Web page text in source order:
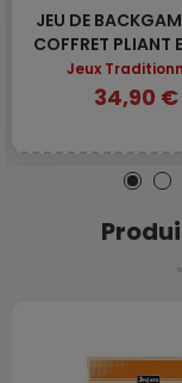
JEU DE
COFFRET PLIANT
Jeux
34,90 €